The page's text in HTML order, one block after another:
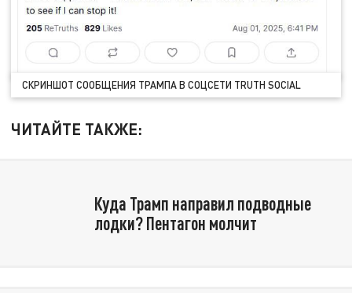
СКРИНШОТ СООБЩЕНИЯ ТРАМПА В СОЦСЕТИ TRUTH SOCIAL
ЧИТАЙТЕ ТАКЖЕ:
Куда Трамп направил подводные
лодки? Пентагон молчит